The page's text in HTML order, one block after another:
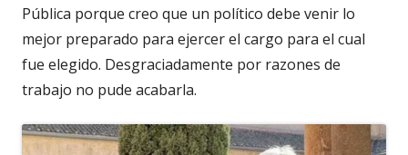
Pública porque creo que un político debe venir lo
mejor preparado para ejercer el cargo para el cual
fue elegido. Desgraciadamente por razones de
trabajo no pude acabarla.